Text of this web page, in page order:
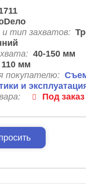
и тип захватов:
40-150 мм
110 мм
покупателю:
и
Под заказ